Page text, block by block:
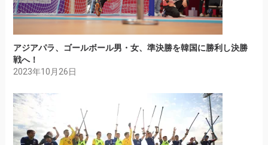
アジアパラ、ゴールボール男・女、準決勝を韓国に勝利し決勝
戦へ！
2023年10月26日